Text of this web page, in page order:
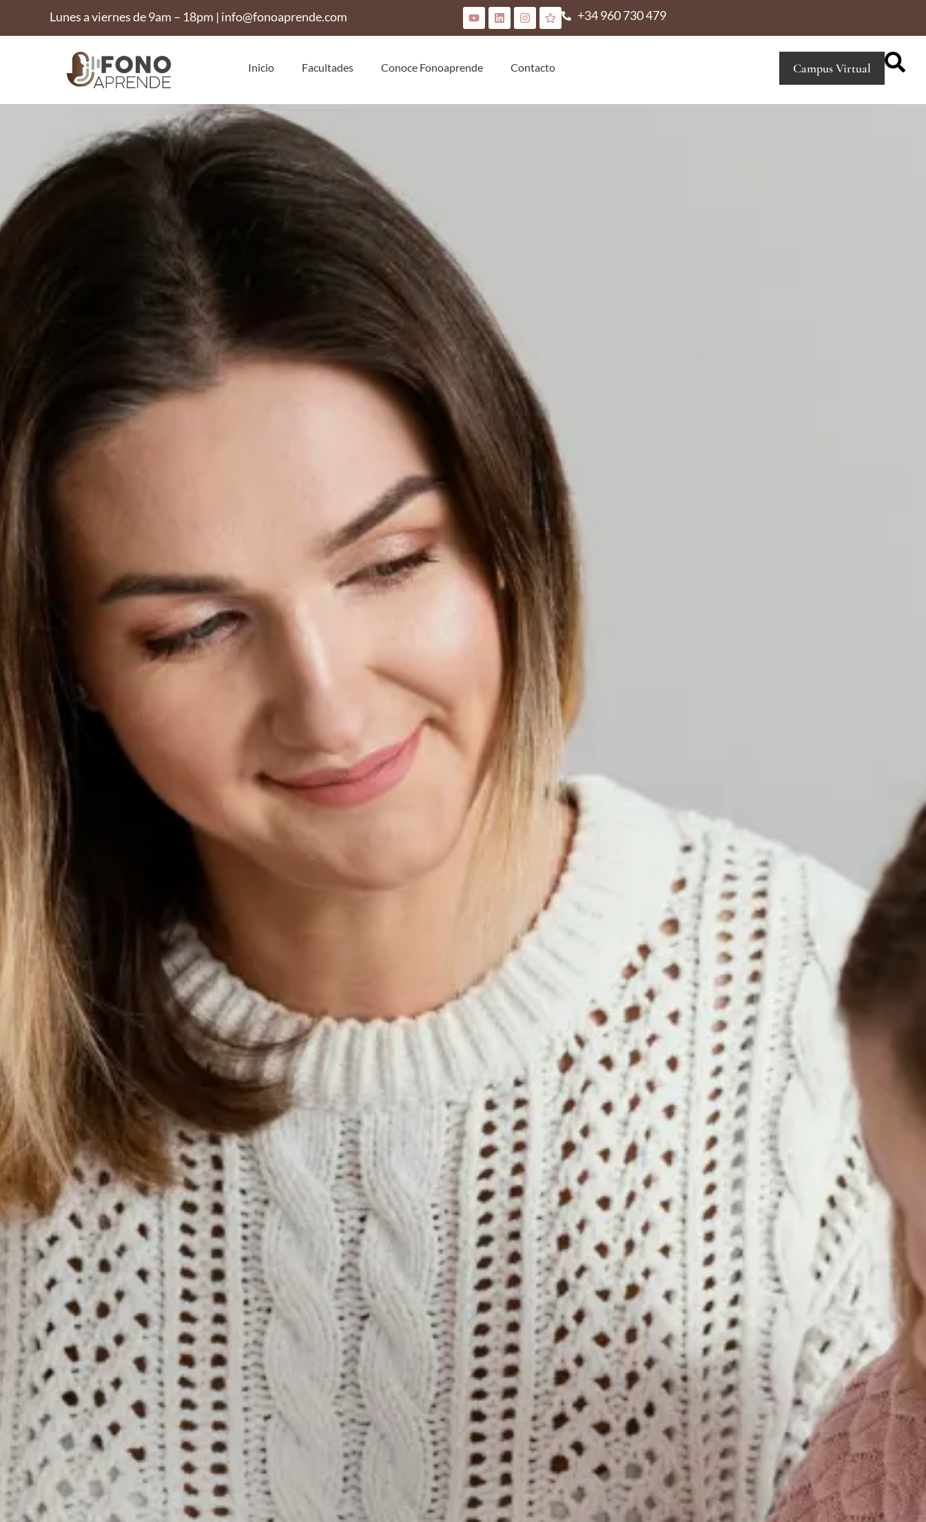
Lunes a viernes de 9am – 18pm | info@fonoaprende.com +34 960 730 479
Inicio Facultades Conoce Fonoaprende Contacto Campus Virtual